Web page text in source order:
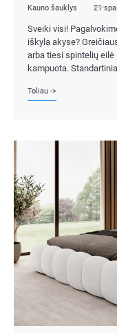
Kauno šauklys 21
Sveiki visi!
iškyla akyse?
arba tiesi spintelių
kampuota.
Toliau ->